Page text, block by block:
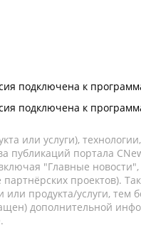
подключена к
подключена к
или услуги),
публикаций портала
"Главные новости",
проектов).
продукта/услуги, тем
дополнительной